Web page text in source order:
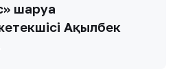
шаруа
Ақылбек